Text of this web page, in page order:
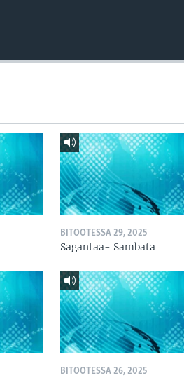
BITOOTESSA 29, 2025
Sagantaa- Sambata
BITOOTESSA 26, 2025